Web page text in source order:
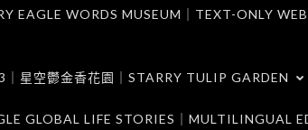
EAGLE WORDS MUSEUM｜TEXT-ONLY
｜星空鬱金香花園｜STARRY TULIP GARDEN
GLOBAL LIFE STORIES｜MULTILINGUAL